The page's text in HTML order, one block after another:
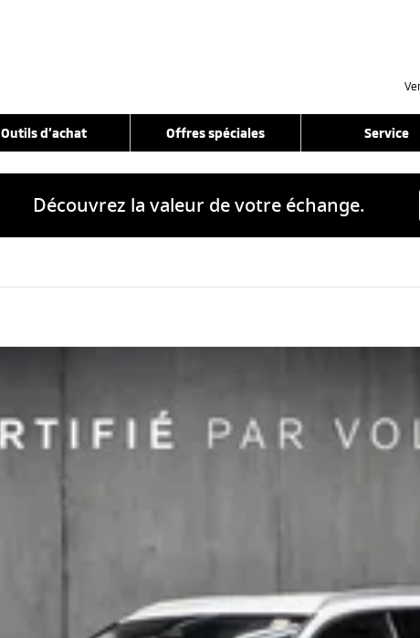
Outils d’achat Offres spéciales Service
Découvrez la valeur de votre échange.